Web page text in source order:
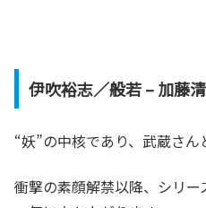
伊吹裕志／般若 – 加藤
“妖”の中核であり、武蔵さん
衝撃の素顔解禁以降、シリ